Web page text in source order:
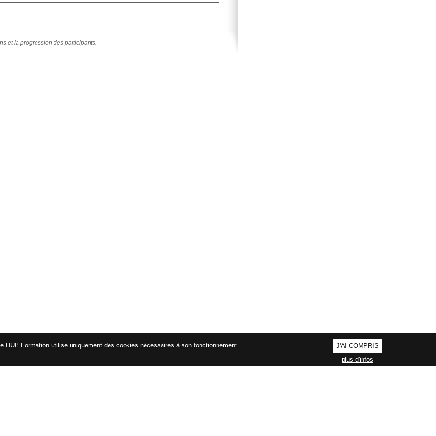
et la progression des participants.
HUB Formation utilise uniquement des cookies nécessaires à son fonctionnement.
J'AI COMPRIS
plus d'infos